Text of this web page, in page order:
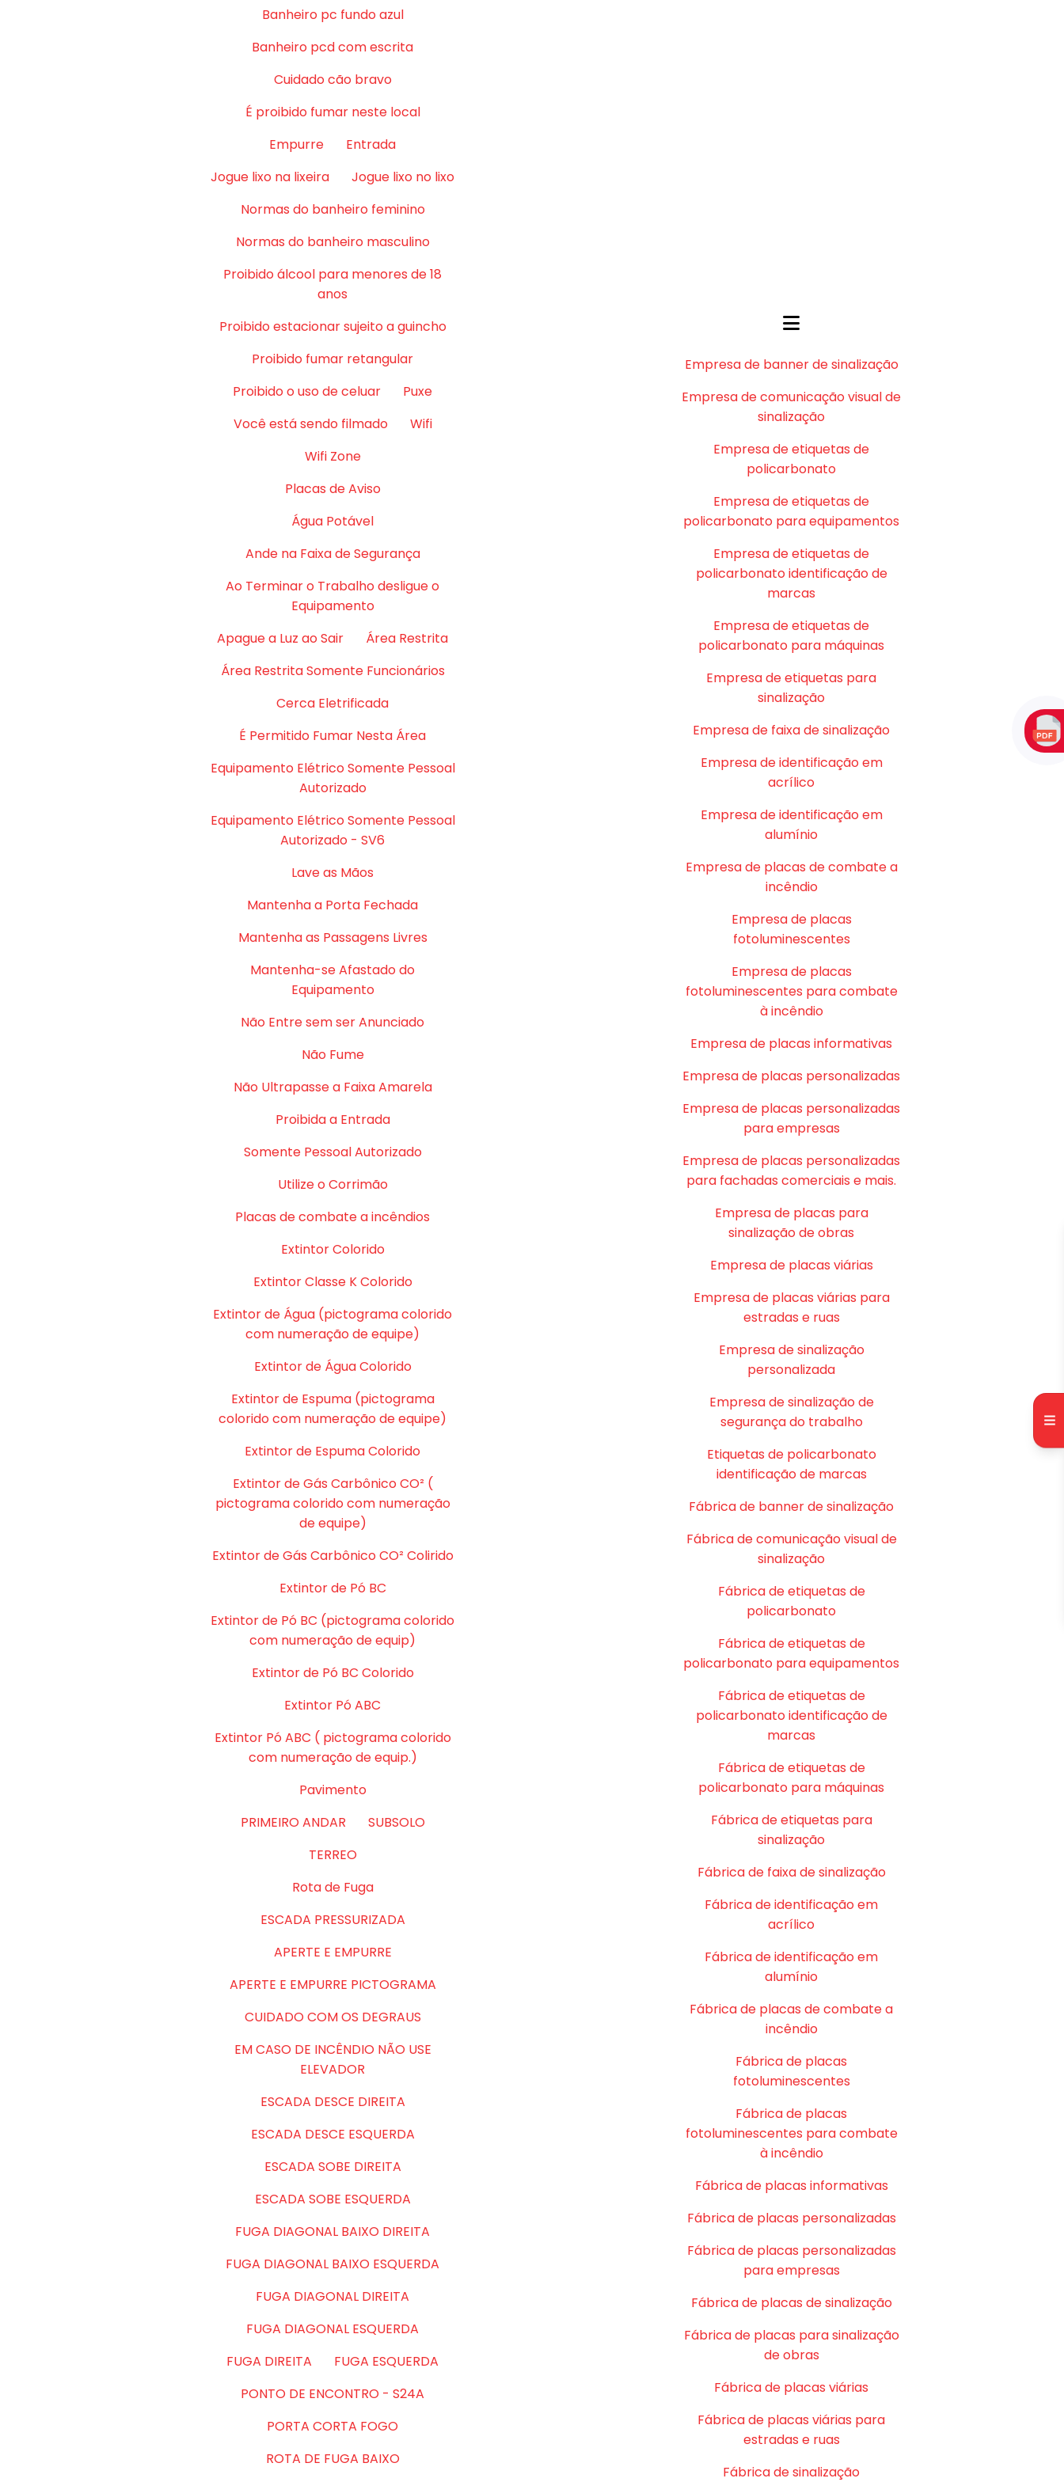
Banheiro pc fundo azul
Banheiro pcd com escrita
Cuidado cão bravo
É proibido fumar neste local
Empurre
Entrada
Jogue lixo na lixeira
Jogue lixo no lixo
Normas do banheiro feminino
Normas do banheiro masculino
Proibido álcool para menores de 18
anos
Proibido estacionar sujeito a guincho
Proibido fumar retangular
Proibido o uso de celuar
Puxe
Você está sendo filmado
Wifi
Wifi Zone
Placas de Aviso
Água Potável
Ande na Faixa de Segurança
Ao Terminar o Trabalho desligue o
Equipamento
Apague a Luz ao Sair
Área Restrita
Área Restrita Somente Funcionários
Cerca Eletrificada
É Permitido Fumar Nesta Área
Equipamento Elétrico Somente Pessoal
Autorizado
Equipamento Elétrico Somente Pessoal
Autorizado - SV6
Lave as Mãos
Mantenha a Porta Fechada
Mantenha as Passagens Livres
Mantenha-se Afastado do
Equipamento
Não Entre sem ser Anunciado
Não Fume
Não Ultrapasse a Faixa Amarela
Proibida a Entrada
Somente Pessoal Autorizado
Utilize o Corrimão
Placas de combate a incêndios
Extintor Colorido
Extintor Classe K Colorido
Extintor de Água (pictograma colorido
com numeração de equipe)
Extintor de Água Colorido
Extintor de Espuma (pictograma
colorido com numeração de equipe)
Extintor de Espuma Colorido
Extintor de Gás Carbônico CO² (
pictograma colorido com numeração
de equipe)
Extintor de Gás Carbônico CO² Colirido
Extintor de Pó BC
Extintor de Pó BC (pictograma colorido
com numeração de equip)
Extintor de Pó BC Colorido
Extintor Pó ABC
Extintor Pó ABC ( pictograma colorido
com numeração de equip.)
Pavimento
PRIMEIRO ANDAR
SUBSOLO
TERREO
Rota de Fuga
ESCADA PRESSURIZADA
APERTE E EMPURRE
APERTE E EMPURRE PICTOGRAMA
CUIDADO COM OS DEGRAUS
EM CASO DE INCÊNDIO NÃO USE
ELEVADOR
ESCADA DESCE DIREITA
ESCADA DESCE ESQUERDA
ESCADA SOBE DIREITA
ESCADA SOBE ESQUERDA
FUGA DIAGONAL BAIXO DIREITA
FUGA DIAGONAL BAIXO ESQUERDA
FUGA DIAGONAL DIREITA
FUGA DIAGONAL ESQUERDA
FUGA DIREITA
FUGA ESQUERDA
PONTO DE ENCONTRO - S24A
PORTA CORTA FOGO
ROTA DE FUGA BAIXO
Empresa de banner de sinalização
Empresa de comunicação visual de
sinalização
Empresa de etiquetas de
policarbonato
Empresa de etiquetas de
policarbonato para equipamentos
Empresa de etiquetas de
policarbonato identificação de
marcas
Empresa de etiquetas de
policarbonato para máquinas
Empresa de etiquetas para
sinalização
Empresa de faixa de sinalização
Empresa de identificação em
acrílico
Empresa de identificação em
alumínio
Empresa de placas de combate a
incêndio
Empresa de placas
fotoluminescentes
Empresa de placas
fotoluminescentes para combate
à incêndio
Empresa de placas informativas
Empresa de placas personalizadas
Empresa de placas personalizadas
para empresas
Empresa de placas personalizadas
para fachadas comerciais e mais.
Empresa de placas para
sinalização de obras
Empresa de placas viárias
Empresa de placas viárias para
estradas e ruas
Empresa de sinalização
personalizada
Empresa de sinalização de
segurança do trabalho
Etiquetas de policarbonato
identificação de marcas
Fábrica de banner de sinalização
Fábrica de comunicação visual de
sinalização
Fábrica de etiquetas de
policarbonato
Fábrica de etiquetas de
policarbonato para equipamentos
Fábrica de etiquetas de
policarbonato identificação de
marcas
Fábrica de etiquetas de
policarbonato para máquinas
Fábrica de etiquetas para
sinalização
Fábrica de faixa de sinalização
Fábrica de identificação em
acrílico
Fábrica de identificação em
alumínio
Fábrica de placas de combate a
incêndio
Fábrica de placas
fotoluminescentes
Fábrica de placas
fotoluminescentes para combate
à incêndio
Fábrica de placas informativas
Fábrica de placas personalizadas
Fábrica de placas personalizadas
para empresas
Fábrica de placas de sinalização
Fábrica de placas para sinalização
de obras
Fábrica de placas viárias
Fábrica de placas viárias para
estradas e ruas
Fábrica de sinalização